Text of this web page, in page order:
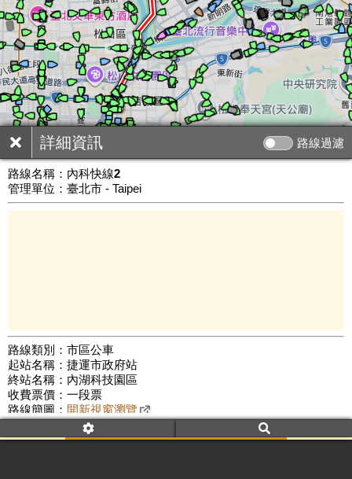
詳細資訊 路線過濾
路線名稱： 內科快線2
管理單位：臺北市 - Taipei
路線類別：市區公車
起站名稱：捷運市政府站
終站名稱：內湖科技園區
收費票價：一段票
路線簡圖： 開新視窗瀏覽
附屬名稱：內快2(上午)(三重)
公車數量: 累計6531、上線5480